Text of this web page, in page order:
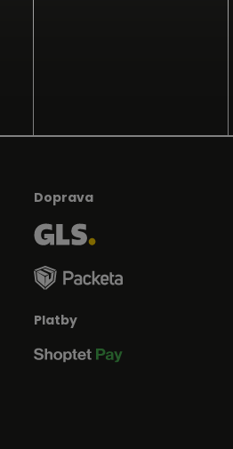
Doprava
Platby